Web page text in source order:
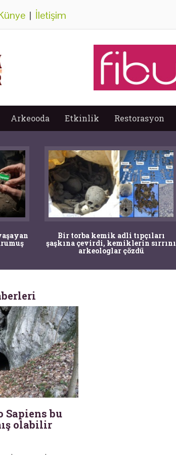
| İletişim
Arkeooda Etkinlik Restorasyon
Bir torba kemik adli tıpçıları
şaşkına çevirdi, kemiklerin sırrını
arkeologlar çözdü
Sapiens bu
olabilir